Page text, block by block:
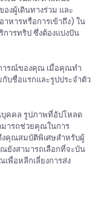
งผู้เดินทางร่วม และ
หารหรือการเข้าถึง) ใน
ารทริป ซึ่งต้องแบ่งปัน
ารณ์ของคุณ เมื่อคุณทำ
บชื่อแรกและรูปประจำตัว
บุคคล รูปภาพที่อัปโหลด
ารถช่วยคุณในการ
งคุณสมบัติพิเศษสำหรับผู้
ยังสามารถเลือกที่จะบัน
พื่อหลีกเลี่ยงการส่ง